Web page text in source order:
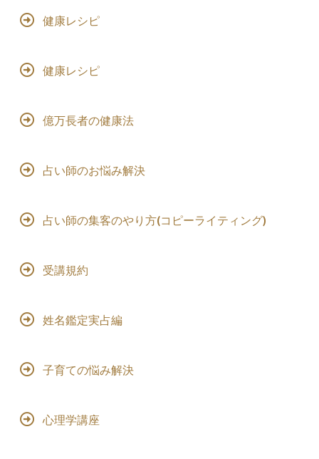
健康レシピ
健康レシピ
億万長者の健康法
占い師のお悩み解決
占い師の集客のやり方(コピーライティング)
受講規約
姓名鑑定実占編
子育ての悩み解決
心理学講座